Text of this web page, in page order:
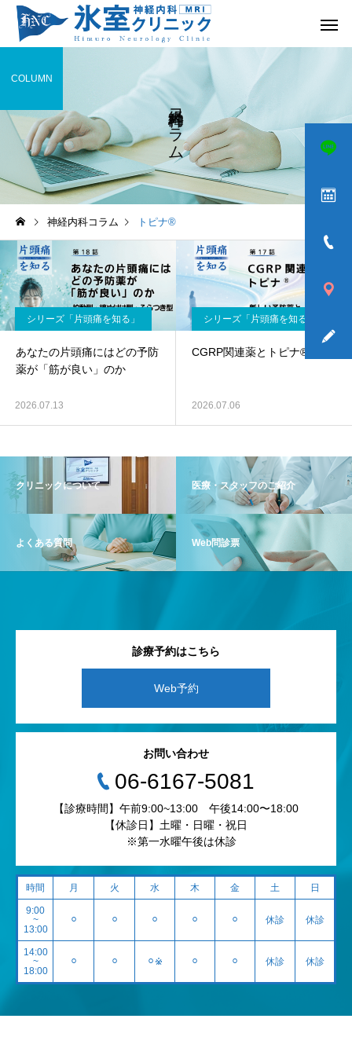
頭痛
ふるえ
神経内科コラム
COLUMN
神経内科コラム トピナ®
シリーズ「片頭痛を知る」
あなたの片頭痛にはどの予防
薬が「筋が良い」のか
2026.07.13
シリーズ「片頭痛を知る」
CGRP関連薬とトピナ®
2026.07.06
クリニックについて 医療・スタッフのご紹介
よくある質問 Web問診票
診療予約はこちら
Web予約
お問い合わせ
‭06-6167-5081‬
【診療時間】午前9:00~13:00 午後14:00〜18:00
【休診日】土曜・日曜・祝日
※第一水曜午後は休診
時間 月 火 水 木 金 土 日
9:00
~
13:00
⚪︎ ⚪︎ ⚪︎ ⚪︎ ⚪︎ 休診 休診
14:00
~
18:00
⚪︎ ⚪︎ ⚪︎※ ⚪︎ ⚪︎ 休診 休診